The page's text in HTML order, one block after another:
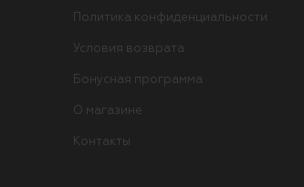
Политика конфиденциальности
Условия возврата
Бонусная программа
О магазине
Контакты